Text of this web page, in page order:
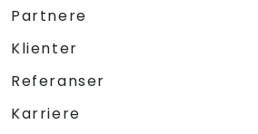
Partnere
Klienter
Referanser
Karriere